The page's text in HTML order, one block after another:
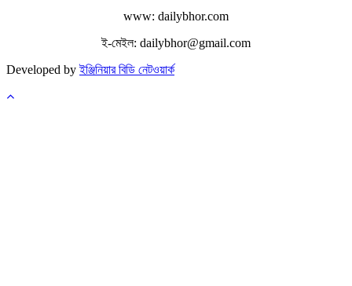
www: dailybhor.com
ই-মেইল: dailybhor@gmail.com
Developed byইঞ্জিনিয়ার বিডি নেটওয়ার্ক